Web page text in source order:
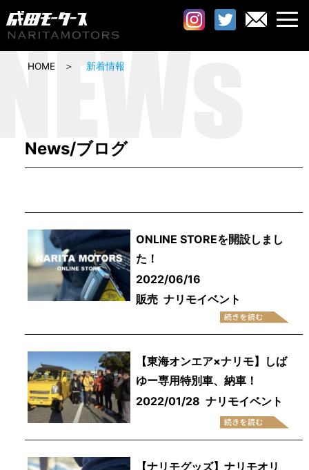
HOME 新着情報
News/ブログ
ONLINE STOREを開設しまし
た！
2022/06/16
販売 ナリモイベント
【東海オンエア×ナリモ】しば
ゆー専用特別車、納車！
2022/01/28 ナリモイベント
【ナリモグッズ】ナリモオリ